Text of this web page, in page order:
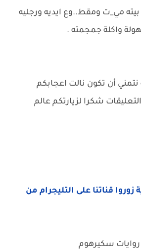
مي_ت ومقط..وع ايديه ورجليه
واكلة جمجمته .
نتمني أن تكون نالت اعجابكم
شكرا لزيارتكم عالم
زوروا قناتنا على التليجرام من
روايات سكيرهوم